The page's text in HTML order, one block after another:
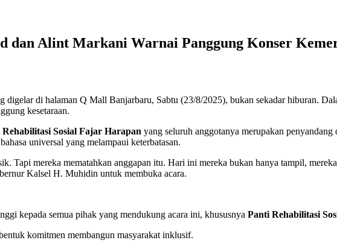
dan Alint Markani Warnai Panggung Konser
digelar di halaman Q Mall Banjarbaru, Sabtu (23/8/2025), bukan sekadar hiburan.
kesetaraan.
Rehabilitasi Sosial Fajar Harapan yang seluruh anggotanya merupakan
universal yang melampaui keterbatasan.
Tapi mereka mematahkan anggapan itu. Hari ini mereka bukan hanya tampil,
Kalsel H. Muhidin untuk membuka acara.
kepada semua pihak yang mendukung acara ini, khususnya Panti Rehabilitasi
komitmen membangun masyarakat inklusif.